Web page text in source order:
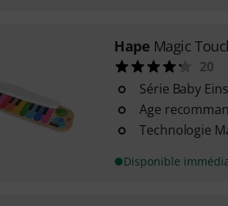
Hape Magic
20
Série Baby
Age
Technologie
Disponible